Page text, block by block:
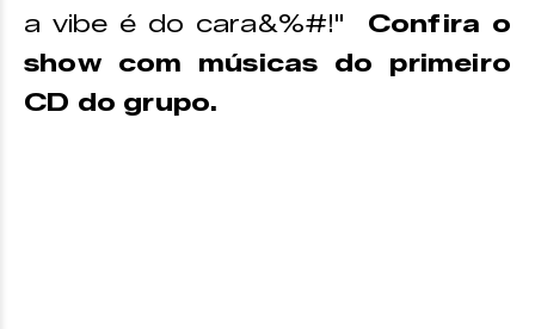
a vibe é do cara&%#!" Confira o
show com músicas do primeiro
CD do grupo.